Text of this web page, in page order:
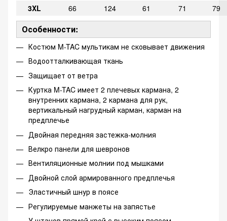
3XL
66 124 61 71 79
Особенности:
Костюм M-TAC мультикам не сковывает движения
Водоотталкивающая ткань
Защищает от ветра
Куртка M-TAC имеет 2 плечевых кармана, 2
внутренних кармана, 2 кармана для рук,
вертикальный нагрудный карман, карман на
предплечье
Двойная передняя застежка-молния
Велкро панели для шевронов
Вентиляционные молнии под мышками
Двойной слой армированного предплечья
Эластичный шнур в поясе
Регулируемые манжеты на запястье